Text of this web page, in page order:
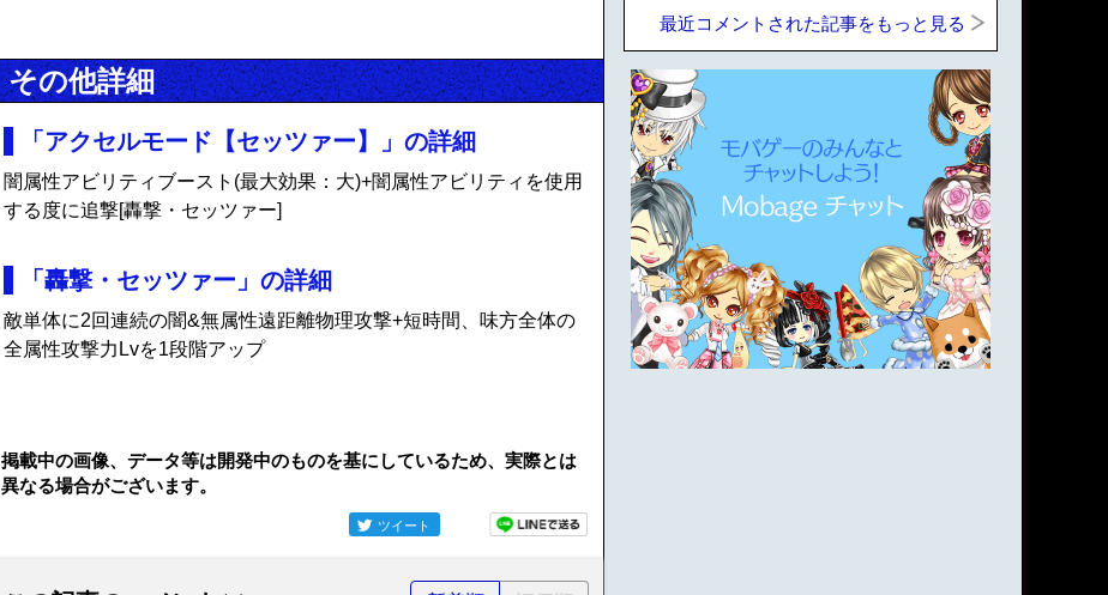
その他詳細
「アクセルモード【セッツァー】」の詳細
闇属性アビリティブースト(最大効果：大)+闇属性アビリティを使用
する度に追撃[轟撃・セッツァー]
「轟撃・セッツァー」の詳細
敵単体に2回連続の闇&無属性遠距離物理攻撃+短時間、味方全体の
全属性攻撃力Lvを1段階アップ
掲載中の画像、データ等は開発中のものを基にしているため、実際とは
異なる場合がございます。
ツイート
最近コメントされた記事をもっと見る